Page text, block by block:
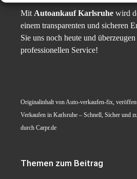
Mit Autoankauf Karlsruhe wird
einem transparenten und sicheren
Sie uns noch heute und
professionellen Service!
Originalinhalt von Auto-verkaufen-fix,
Verkaufen in Karlsruhe – Schnell, Sicher und
durch Carpr.de
Themen zum Beitrag